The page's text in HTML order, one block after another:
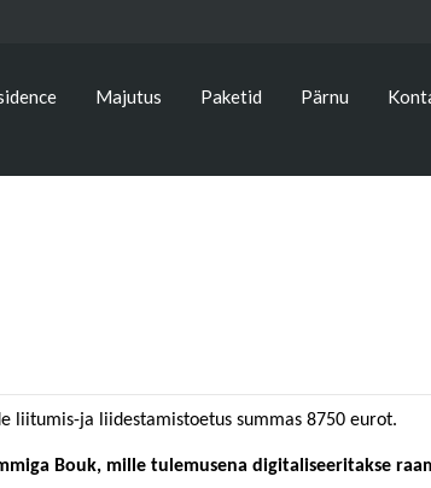
Majutus Paketid Pärnu
liitumis-ja liidestamistoetus summas 8750 eurot.
Bouk, mille tulemusena digitaliseeritakse